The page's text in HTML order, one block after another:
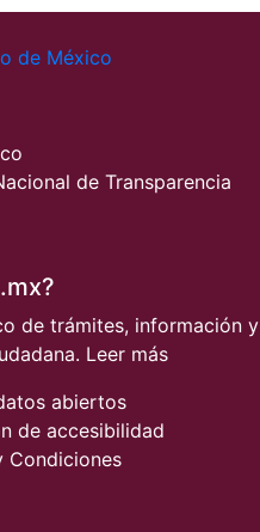
de Transparencia
de trámites, información y
Leer más
abiertos
de accesibilidad
Condiciones